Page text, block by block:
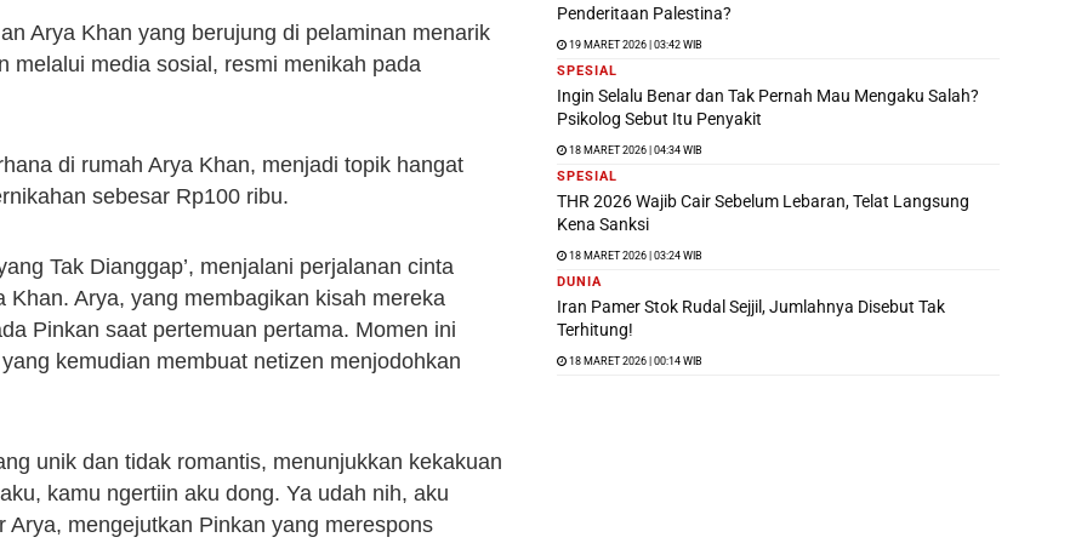
Arya Khan yang berujung di pelaminan menarik
melalui media sosial, resmi menikah pada
di rumah Arya Khan, menjadi topik hangat
sebesar Rp100 ribu.
Tak Dianggap’, menjalani perjalanan cinta
Arya, yang membagikan kisah mereka
Pinkan saat pertemuan pertama. Momen ini
kemudian membuat netizen menjodohkan
unik dan tidak romantis, menunjukkan kekakuan
kamu ngertiin aku dong. Ya udah nih, aku
mengejutkan Pinkan yang merespons
Penderitaan Palestina?
19 MARET 2026 | 03:42 WIB
SPESIAL
Ingin Selalu Benar dan Tak Pernah Mau Mengaku Salah?
Psikolog Sebut Itu Penyakit
18 MARET 2026 | 04:34 WIB
SPESIAL
THR 2026 Wajib Cair Sebelum Lebaran, Telat Langsung
Kena Sanksi
18 MARET 2026 | 03:24 WIB
DUNIA
Iran Pamer Stok Rudal Sejjil, Jumlahnya Disebut Tak
Terhitung!
18 MARET 2026 | 00:14 WIB